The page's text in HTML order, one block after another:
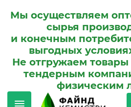
Мы осуществляем
сырья
и конечным
выгодных
Не отгружаем
тендерным
физическим